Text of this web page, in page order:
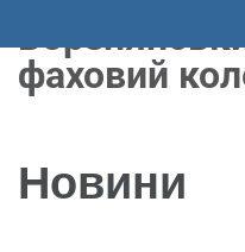
до
вмісту
фаховий
Новини